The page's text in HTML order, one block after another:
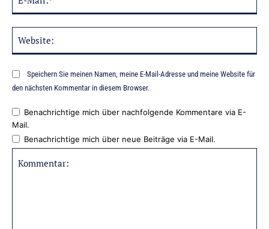
Speichern Sie meinen Namen, meine E-Mail-Adresse und meine Website für
den nächsten Kommentar in diesem Browser.
Benachrichtige mich über nachfolgende Kommentare via E-
Mail.
Benachrichtige mich über neue Beiträge via E-Mail.